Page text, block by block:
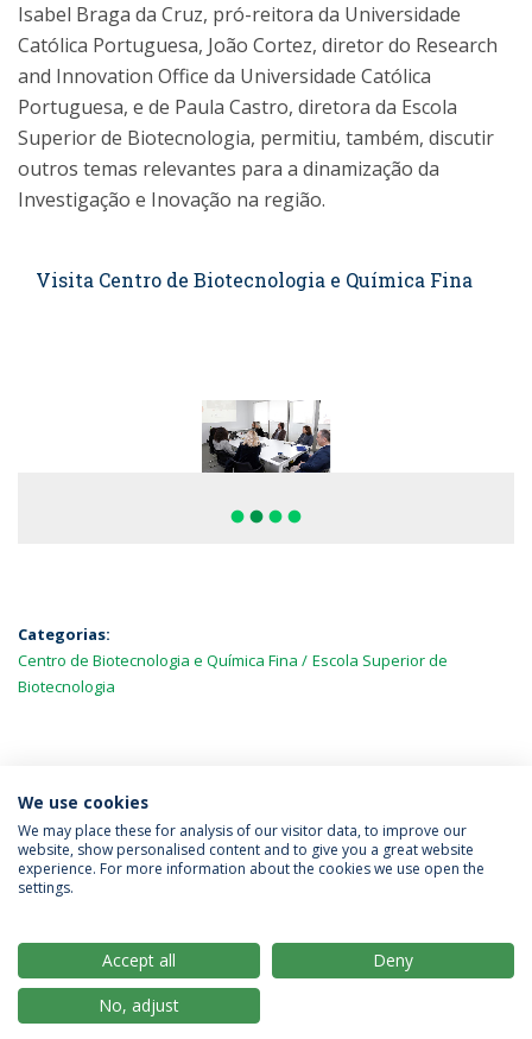
Isabel Braga da Cruz, pró-reitora da Universidade
Católica Portuguesa, João Cortez, diretor do Research
and Innovation Office da Universidade Católica
Portuguesa, e de Paula Castro, diretora da Escola
Superior de Biotecnologia, permitiu, também, discutir
outros temas relevantes para a dinamização da
Investigação e Inovação na região.
Visita Centro de Biotecnologia e Química Fina
fiber_manual_record fiber_manual_record fiber_manual_record fiber_manual_record
Categorias:
Centro de Biotecnologia e Química Fina
Escola Superior de
Biotecnologia
MAIS NOTÍCIAS
Política de Privacidade
Termos & Condições
© 2026 Universidade Católica Portuguesa
We use cookies
We may place these for analysis of our visitor data, to improve our
website, show personalised content and to give you a great website
experience. For more information about the cookies we use open the
settings.
Accept all
Deny
No, adjust